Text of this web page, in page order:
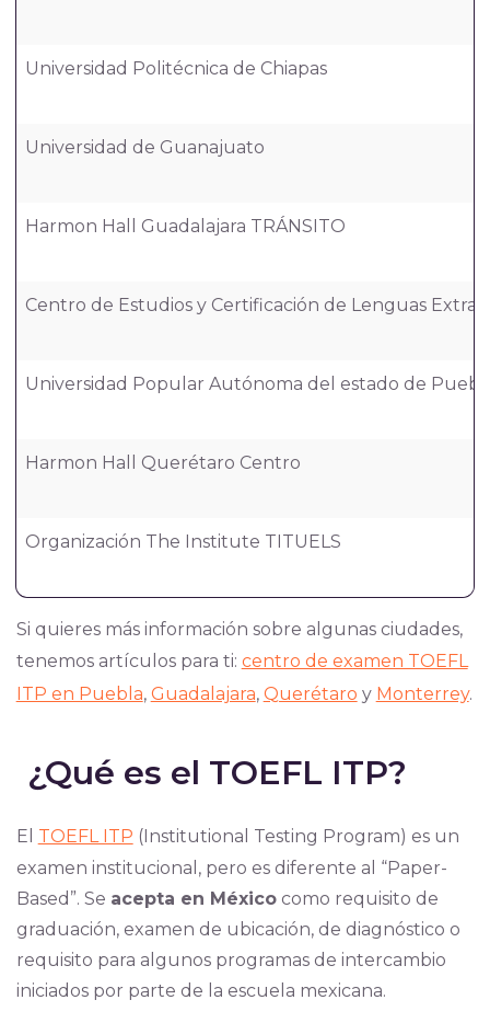
Universidad Politécnica de Chiapas
Universidad de Guanajuato
Harmon Hall Guadalajara TRÁNSITO
Centro de Estudios y Certificación de Lenguas
Universidad Popular Autónoma del estado de
Harmon Hall Querétaro Centro
Organización The Institute TITUELS
Si quieres más información sobre algunas ciudades,
tenemos artículos para ti: centro de examen TOEFL
ITP en Puebla, Guadalajara, Querétaro y Monterrey.
¿Qué es el TOEFL ITP?
El TOEFL ITP (Institutional Testing Program) es un
examen institucional, pero es diferente al “Paper-
Based”. Se acepta en Méxicocomo requisito de
graduación, examen de ubicación, de diagnóstico o
requisito para algunos programas de intercambio
iniciados por parte de la escuela mexicana.